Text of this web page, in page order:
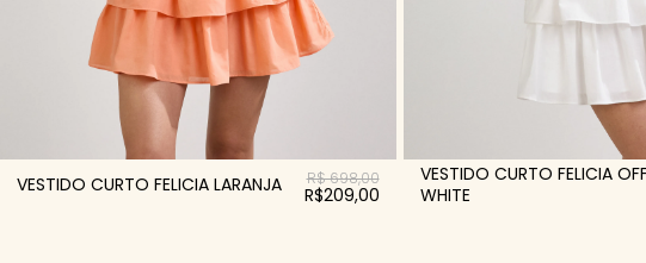
VESTIDO CURTO FELICIA LARANJA R$ 698,00
R$209,00
VESTIDO CURTO FELICIA
WHITE